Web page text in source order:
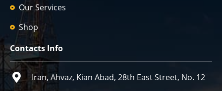
Our Services
Shop
Contacts Info
Iran, Ahvaz, Kian Abad, 28th East Street, No. 12